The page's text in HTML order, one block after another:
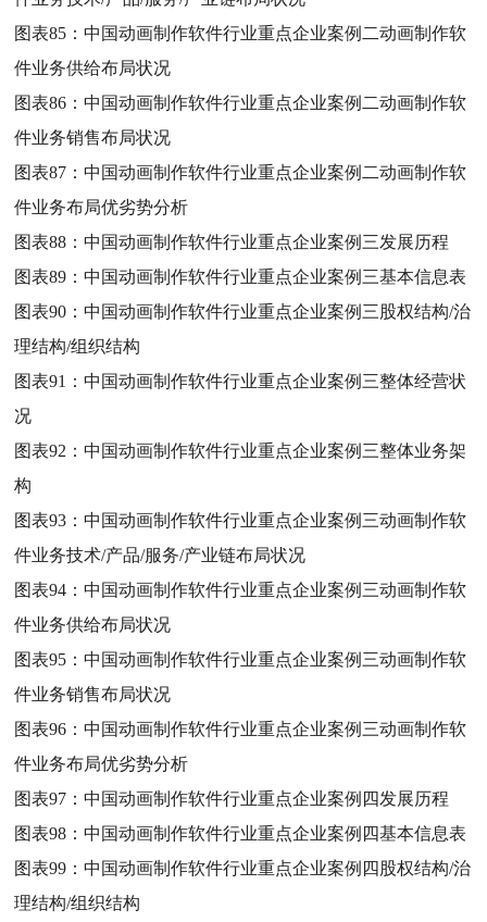
图表85：中国动画制作软件行业重点企业案例二动画制作软
件业务供给布局状况
图表86：中国动画制作软件行业重点企业案例二动画制作软
件业务销售布局状况
图表87：中国动画制作软件行业重点企业案例二动画制作软
件业务布局优劣势分析
图表88：中国动画制作软件行业重点企业案例三发展历程
图表89：中国动画制作软件行业重点企业案例三基本信息表
图表90：中国动画制作软件行业重点企业案例三股权结构/治
理结构/组织结构
图表91：中国动画制作软件行业重点企业案例三整体经营状
况
图表92：中国动画制作软件行业重点企业案例三整体业务架
构
图表93：中国动画制作软件行业重点企业案例三动画制作软
件业务技术/产品/服务/产业链布局状况
图表94：中国动画制作软件行业重点企业案例三动画制作软
件业务供给布局状况
图表95：中国动画制作软件行业重点企业案例三动画制作软
件业务销售布局状况
图表96：中国动画制作软件行业重点企业案例三动画制作软
件业务布局优劣势分析
图表97：中国动画制作软件行业重点企业案例四发展历程
图表98：中国动画制作软件行业重点企业案例四基本信息表
图表99：中国动画制作软件行业重点企业案例四股权结构/治
理结构/组织结构